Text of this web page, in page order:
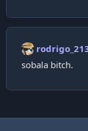
sobala bitch.